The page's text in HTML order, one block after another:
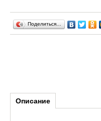
Поделиться…
Описание